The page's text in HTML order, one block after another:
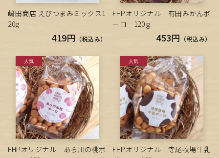
嶋田商店 えびつまみミックス1
20g
419円 （税込み）
FHPオリジナル 有田みかんボ
ーロ 120ｇ
453円 （税込み）
FHPオリジナル あら川の桃ボ
FHPオリジナル 寺尾牧場牛乳